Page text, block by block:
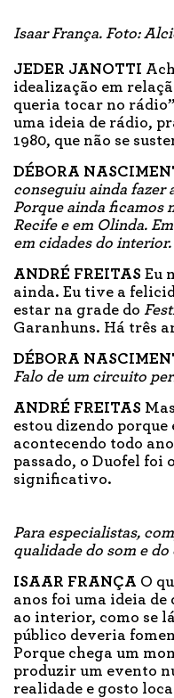
Isaar França. Foto:
JEDER JANOTTI
idealização em
queria tocar no
uma ideia de rádio,
1980, que não se
DÉBORA
conseguiu ainda fazer
Porque ainda ficamos
Recife e em Olinda.
em cidades do interior.
ANDRÉ FREITAS Eu
ainda. Eu tive a
estar na grade do
Garanhuns. Há três
DÉBORA
Falo de um circuito
ANDRÉ FREITAS
estou dizendo porque
acontecendo todo
passado, o Duofel foi o
significativo.
Para especialistas,
qualidade do som e
ISAAR FRANÇA O
anos foi uma ideia
ao interior, como se
público deveria
Porque chega um
produzir um evento
realidade e gosto